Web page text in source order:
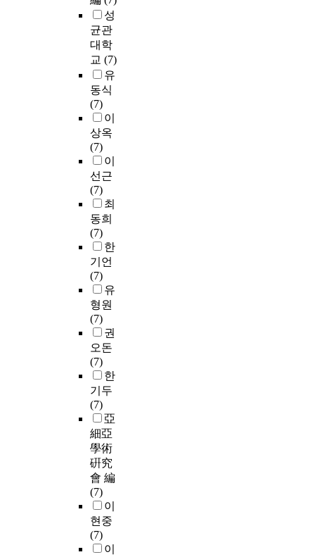
성
균관
대학
교 (7)
유
동식
(7)
이
상옥
(7)
이
선근
(7)
최
동희
(7)
한
기언
(7)
유
형원
(7)
권
오돈
(7)
한
기두
(7)
亞
細亞
學術
硏究
會 編
(7)
이
현중
(7)
이